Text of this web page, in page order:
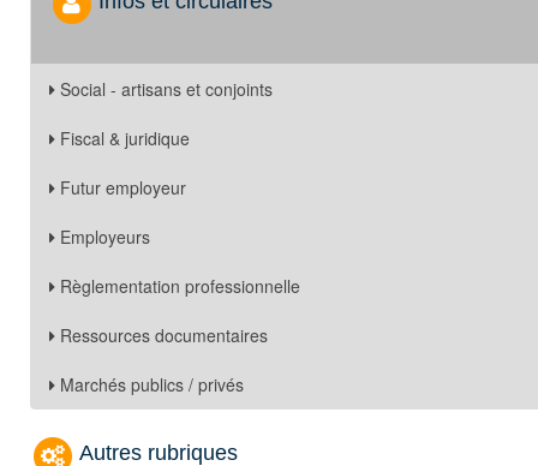
Social - artisans et conjoints
Fiscal & juridique
Futur employeur
Employeurs
Règlementation professionnelle
Ressources documentaires
Marchés publics / privés
Autres rubriques